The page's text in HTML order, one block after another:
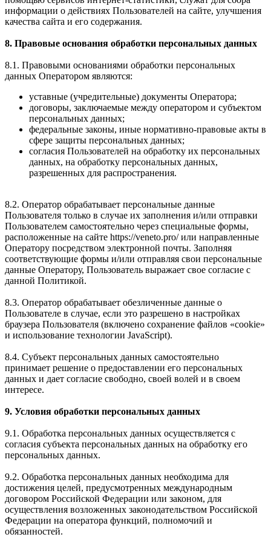
информации о действиях Пользователей на сайте, улучшения
качества сайта и его содержания.
8. Правовые основания обработки персональных данных
8.1. Правовыми основаниями обработки персональных
данных Оператором являются:
уставные (учредительные) документы Оператора;
договоры, заключаемые между оператором и субъектом
персональных данных;
федеральные законы, иные нормативно-правовые акты в
сфере защиты персональных данных;
согласия Пользователей на обработку их персональных
данных, на обработку персональных данных,
разрешенных для распространения.
8.2. Оператор обрабатывает персональные данные
Пользователя только в случае их заполнения и/или отправки
Пользователем самостоятельно через специальные формы,
расположенные на сайте https://veneto.pro/ или направленные
Оператору посредством электронной почты. Заполняя
соответствующие формы и/или отправляя свои персональные
данные Оператору, Пользователь выражает свое согласие с
данной Политикой.
8.3. Оператор обрабатывает обезличенные данные о
Пользователе в случае, если это разрешено в настройках
браузера Пользователя (включено сохранение файлов «cookie»
и использование технологии JavaScript).
8.4. Субъект персональных данных самостоятельно
принимает решение о предоставлении его персональных
данных и дает согласие свободно, своей волей и в своем
интересе.
9. Условия обработки персональных данных
9.1. Обработка персональных данных осуществляется с
согласия субъекта персональных данных на обработку его
персональных данных.
9.2. Обработка персональных данных необходима для
достижения целей, предусмотренных международным
договором Российской Федерации или законом, для
осуществления возложенных законодательством Российской
Федерации на оператора функций, полномочий и
обязанностей.